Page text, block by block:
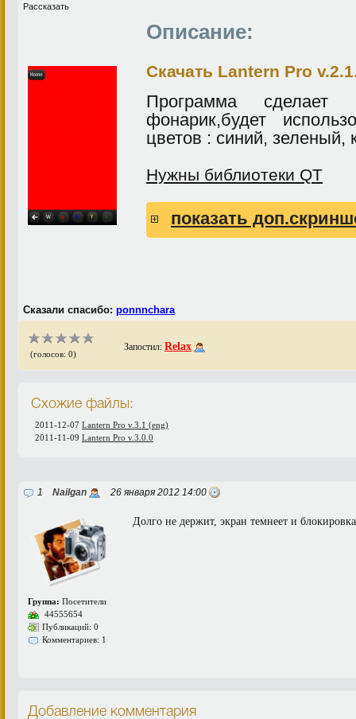
Рассказать
Описание:
Скачать Lantern Pro
Программа
фонарик,будет
цветов : синий,
Нужны библиотеки QT
показать
Сказали спасибо: ponnnchara
(голосов: 0)
Запостил: Relax
Схожие файлы:
2011-12-07 Lantern Pro v.3.1 (eng)
2011-11-09 Lantern Pro v.3.0.0
1 Nailgan 26 января 2012 14:00
Группа: Посетители
44555654
Публикаций: 0
Комментариев: 1
Долго не держит, экран темнеет и
Добавление комментария